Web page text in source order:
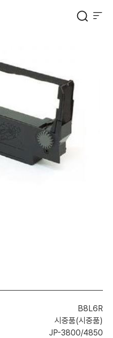
B8L6R
시중품(시중품)
JP-3800/4850